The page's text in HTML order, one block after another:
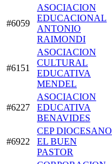
#6059
ASOCIACION
EDUCACIONAL
ANTONIO
RAIMONDI
#6151
ASOCIACION
CULTURAL
EDUCATIVA
MENDEL
#6227
ASOCIACION
EDUCATIVA
BENAVIDES
#6922
CEP DIOCESANO
EL BUEN
PASTOR